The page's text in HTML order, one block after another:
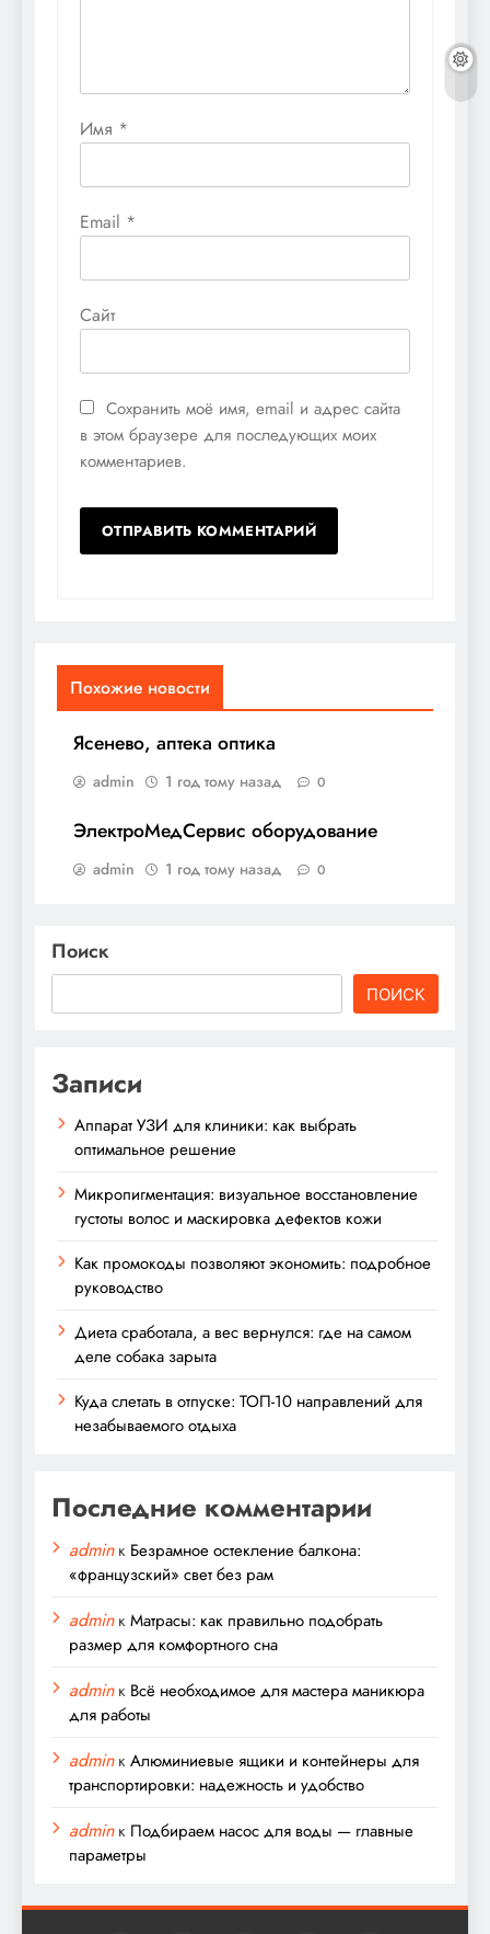
Имя *
Email *
Сайт
Сохранить моё имя, email и адрес сайта
в этом браузере для последующих моих
комментариев.
Похожие новости
Ясенево, аптека оптика
admin 1 год тому назад 0
ЭлектроМедСервис оборудование
admin 1 год тому назад 0
Поиск
ПОИСК
Записи
Аппарат УЗИ для клиники: как выбрать
оптимальное решение
Микропигментация: визуальное восстановление
густоты волос и маскировка дефектов кожи
Как промокоды позволяют экономить: подробное
руководство
Диета сработала, а вес вернулся: где на самом
деле собака зарыта
Куда слетать в отпуске: ТОП-10 направлений для
незабываемого отдыха
Последние комментарии
adminк Безрамное остекление балкона:
«французский» свет без рам
adminкМатрасы: как правильно подобрать
размер для комфортного сна
adminк Всё необходимое для мастера маникюра
для работы
adminкАлюминиевые ящики и контейнеры для
транспортировки: надежность и удобство
adminк Подбираем насос для воды — главные
параметры